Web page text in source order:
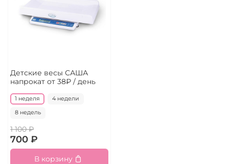
Детские весы САША
напрокатот 38₽ / день
1 неделя 4 недели
8 недель
1 100 ₽
700 ₽
В корзину